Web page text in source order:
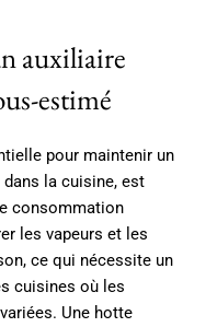
auxiliaire
estimé
pour maintenir un
la cuisine, est
consommation
les vapeurs et les
ce qui nécessite un
cuisines où les
Une hotte